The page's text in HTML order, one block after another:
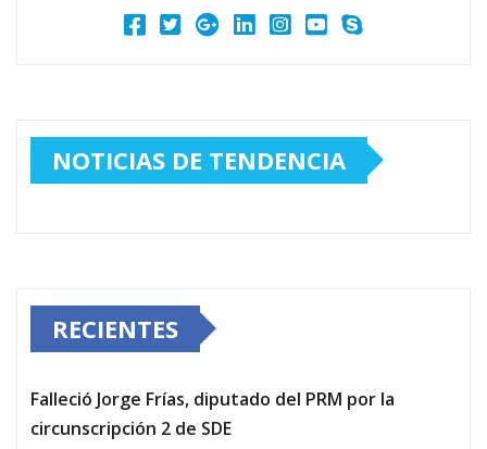
NOTICIAS DE TENDENCIA
RECIENTES
Falleció Jorge Frías, diputado del PRM por la
circunscripción 2 de SDE